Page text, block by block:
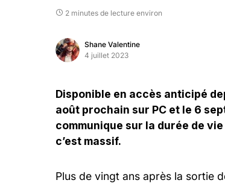
2 minutes de lecture environ
Shane Valentine
4 juillet 2023
Disponible en accès anticipé
août prochain sur PC et le 6
communique sur la durée de
c’est massif.
Plus de vingt ans après la sortie